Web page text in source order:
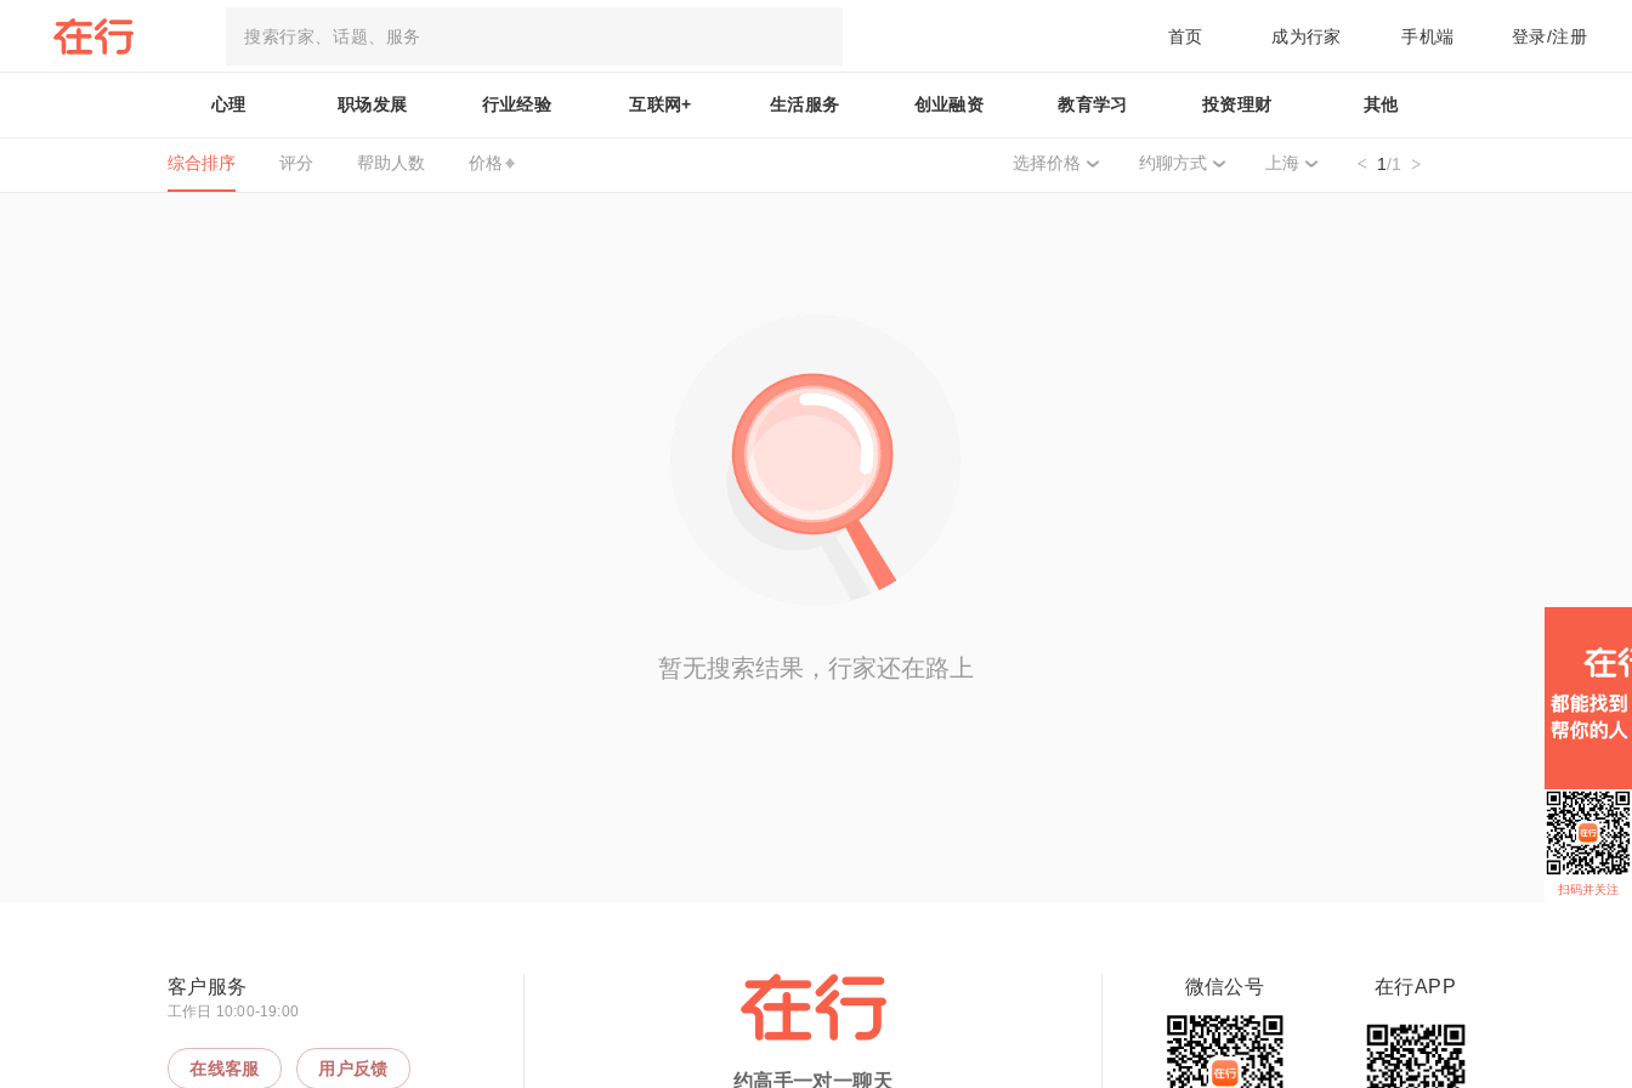
首页 成为行家 手机端 登录/注册
心理 职场发展 行业经验 互联网+ 生活服务 创业融资 教育学习 投资理财 其他
综合排序 评分 帮助人数 价格 选择价格 约聊方式 上海 1/1
暂无搜索结果，行家还在路上
扫码并关注
客户服务
工作日 10:00-19:00
在线客服 用户反馈
约高手一对一聊天
微信公号 在行APP